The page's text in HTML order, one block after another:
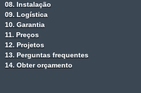
08. Instalação
09. Logística
10. Garantia
11. Preços
12. Projetos
13. Perguntas frequentes
14. Obter orçamento